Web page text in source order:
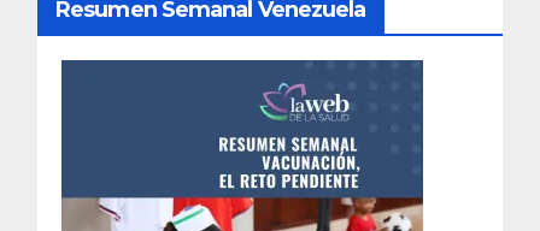
Resumen Semanal Venezuela